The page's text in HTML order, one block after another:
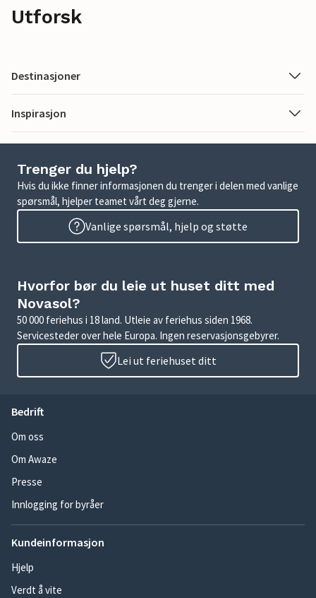
Utforsk
Destinasjoner
Inspirasjon
Trenger du hjelp?
Hvis du ikke finner informasjonen du trenger i delen med vanlige
spørsmål, hjelper teamet vårt deg gjerne.
Vanlige spørsmål, hjelp og støtte
Hvorfor bør du leie ut huset ditt med
Novasol?
50 000 feriehus i 18 land. Utleie av feriehus siden 1968.
Servicesteder over hele Europa. Ingen reservasjonsgebyrer.
Lei ut feriehuset ditt
Bedrift
Om oss
Om Awaze
Presse
Innlogging for byråer
Kundeinformasjon
Hjelp
Verdt å vite